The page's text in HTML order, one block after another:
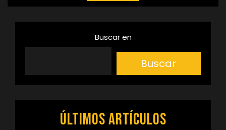
Buscar en
Buscar
Últimos artículos